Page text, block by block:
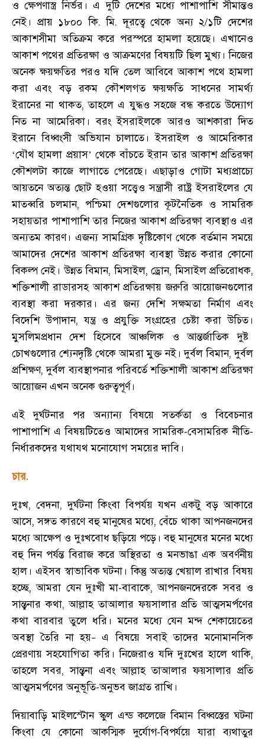
ও ক্ষেপণাস্ত্র নির্ভর । এ দুটি দেশের মধ্যে পাশাপাশি সীমান্তও
নেই। প্রায় ১৮০০ কি. মি. দূরত্বে থেকে অন্য ২/১টি দেশের
আকাশসীমা অতিক্রম করে পরস্পরে হামলা হয়েছে। এখানেও
আকাশ পথের প্রতিরক্ষা ও আক্রমণের বিষয়টি ছিল মুখ্য । নিজের
অনেক ক্ষয়ক্ষতির পরও যদি তেল আবিবে আকাশ পথে হামলা
করা এবং বড় রকম কৌশলগত ক্ষয়ক্ষতি সাধনের সামর্থ্য
ইরানের না থাকত,তাহলে এ যুদ্ধও সহজে বন্ধ করতে উদ্যোগ
নিত না আমেরিকা। বরং ইসরাইলকে আরও আশকারা দিত
ইরানে বিধ্বংসী অভিযান চালাতে। ইসরাইল ও আমেরিকার
‘যৌথ হামলা প্রয়াস’ থেকে বাঁচতে ইরান তার আকাশ প্রতিরক্ষা
কৌশলটা কাজে লাগাতে পেরেছে। এছাড়াও গোটা মধ্যপ্রাচ্যে
আয়তনে অত্যন্ত ছোট হওয়া সত্ত্বেও সন্ত্রাসী রাষ্ট্র ইসরাইলের যে
মাতব্বরি চলমান, পশ্চিমা দেশগুলোর কূটনৈতিক ও সামরিক
সহায়তার পাশাপাশি তার নিজের আকাশ প্রতিরক্ষা ব্যবস্থাও এর
অন্যতম কারণ। এজন্য সামগ্রিক দৃষ্টিকোণ থেকে বর্তমান সময়ে
আমাদের দেশের আকাশ প্রতিরক্ষা ব্যবস্থা উন্নত করার কোনো
বিকল্প নেই। উন্নত বিমান,মিসাইল,ড্রোন,মিসাইল প্রতিরোধক,
শক্তিশালী রাডারসহ আকাশ প্রতিরক্ষায় জরুরি আয়োজনগুলোর
ব্যবস্থা করা দরকার । এর জন্য দেশি সক্ষমতা নির্মাণ এবং
বিদেশি উপাদান,যন্ত্র ও প্রযুক্তি সংগ্রহের চেষ্টা করা উচিত।
মুসলিমপ্রধান দেশ হিসেবে আঞ্চলিক ও আন্তর্জাতিক দুষ্ট
চোখগুলোর শ্যেনদৃষ্টি থেকে আমরা মুক্ত নই। দুর্বল বিমান,দুর্বল
প্রশিক্ষণ,দুর্বল ব্যবস্থাপনার পরিবর্তে শক্তিশালী আকাশ প্রতিরক্ষা
আয়োজন এখন অনেক গুরুত্বপূর্ণ।
এই দুর্ঘটনার পর অন্যান্য বিষয়ে সতর্কতা ও বিবেচনার
পাশাপাশি এ বিষয়টিতেও আমাদের সামরিক-বেসামরিক নীতি-
নির্ধারকদের যথাযথ মনোযোগ সময়ের দাবি ।
চার.
দুঃখ, বেদনা,দুর্ঘটনা কিংবা বিপর্যয় যখন একটু বড় আকারে
আসে,সঙ্গত কারণে বহু মানুষের মধ্যে,বেঁচে থাকা আপনজনদের
মধ্যে আক্ষেপ ও দুঃখবোধ ছড়িয়ে পড়ে । বহু মানুষের মনের মধ্যে
বহু দিন পর্যন্ত বিরাজ করে অস্থিরতা ও মনভাঙা এক অবর্ণনীয়
হাল । এইসব স্বাভাবিক ঘটনা । কিন্তু অত্যন্ত খেয়াল রাখার বিষয়
হচ্ছে,আমরা যেন দুঃখী মা-বাবাকে,আপনজনদেরকে সবর ও
সান্ত্বনার কথা,আল্লাহ তাআলার ফয়সালার প্রতি আত্মসমর্পণের
কথা বারবার তুলে ধরি । মনের মধ্যে যেন মন্দ শেকায়েতের
অবস্থা তৈরি না হয়– এ বিষয়ে সবাই তাদের মনোমানসিক
প্রেরণায় সহযোগিতা করি। নিজেরাও যদি দুঃখের হালে থাকি,
তাহলে সবর,সান্ত্বনা এবং আল্লাহ তাআলার ফয়সালার প্রতি
আত্মসমর্পণের অনুভূতি-অনুভব জাগ্রত রাখি ।
দিয়াবাড়ি মাইলস্টোন স্কুল এন্ড কলেজে বিমান বিধ্বস্তের ঘটনা
কিংবা যে কোনো আকস্মিক দুর্যোগ-বিপর্যয়ে যারা ব্যথাতুর